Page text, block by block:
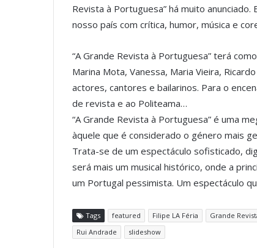
Revista à Portuguesa” há muito
nosso país com crítica, humor, música e
“A Grande Revista à Portuguesa” terá
Marina Mota, Vanessa, Maria Vieira,
actores, cantores e bailarinos. Para o
de revista e ao Politeama…
“A Grande Revista à Portuguesa” é uma
àquele que é considerado o género mais
Trata-se de um espectáculo sofisticado,
será mais um musical histórico, onde a
um Portugal pessimista. Um espectáculo
Tags featured Filipe LA Féria Grande
Rui Andrade
slideshow